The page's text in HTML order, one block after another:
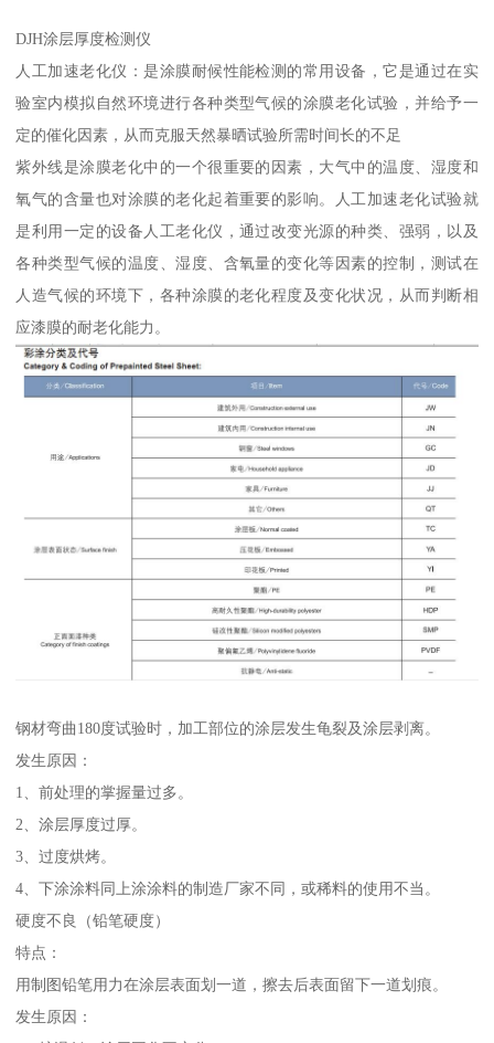
DJH涂层厚度检测仪
人工加速老化仪：是涂膜耐候性能检测的常用设备，它是通过在实
验室内模拟自然环境进行各种类型气候的涂膜老化试验，并给予一
定的催化因素，从而克服天然暴晒试验所需时间长的不足
紫外线是涂膜老化中的一个很重要的因素，大气中的温度、湿度和
氧气的含量也对涂膜的老化起着重要的影响。人工加速老化试验就
是利用一定的设备人工老化仪，通过改变光源的种类、强弱，以及
各种类型气候的温度、湿度、含氧量的变化等因素的控制，测试在
人造气候的环境下，各种涂膜的老化程度及变化状况，从而判断相
应漆膜的耐老化能力。
钢材弯曲180度试验时，加工部位的涂层发生龟裂及涂层剥离。
发生原因：
1、前处理的掌握量过多。
2、涂层厚度过厚。
3、过度烘烤。
4、下涂涂料同上涂涂料的制造厂家不同，或稀料的使用不当。
硬度不良（铅笔硬度）
特点：
用制图铅笔用力在涂层表面划一道，擦去后表面留下一道划痕。
发生原因：